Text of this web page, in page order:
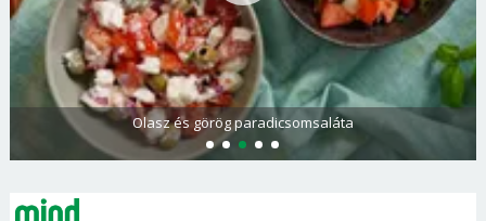
Olasz és görög paradicsomsaláta